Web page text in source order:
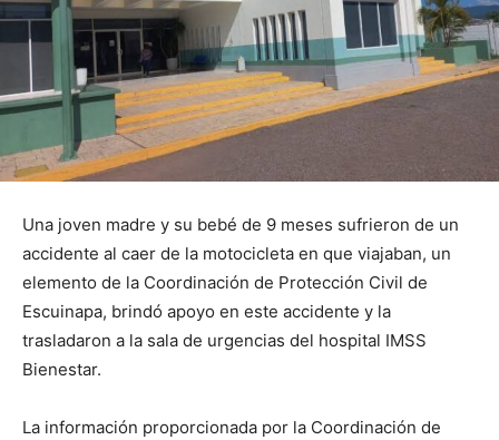
Una joven madre y su bebé de 9 meses sufrieron de un
accidente al caer de la motocicleta en que viajaban, un
elemento de la Coordinación de Protección Civil de
Escuinapa, brindó apoyo en este accidente y la
trasladaron a la sala de urgencias del hospital IMSS
Bienestar.
La información proporcionada por la Coordinación de